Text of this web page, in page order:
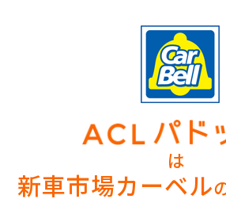
は
新車市場カーベル